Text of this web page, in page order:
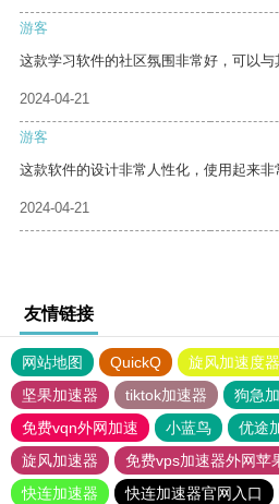
游客
这款学习软件的社区氛围非常好，可以与
2024-04-21
游客
这款软件的设计非常人性化，使用起来非
2024-04-21
友情链接
网站地图 QuickQ 旋风加速度器
坚果加速器
tiktok加速器
狗急
免费vqn外网加速
小蓝鸟 优途
旋风加速器
免费vps加速器外网苹
快连加速器
快连加速器官网入口